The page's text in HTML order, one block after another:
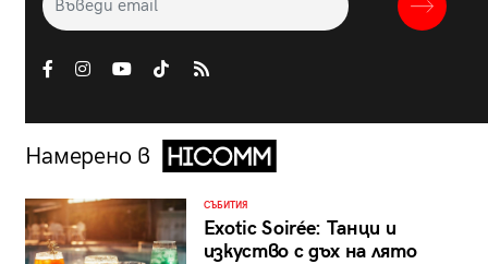
Намерено в
СЪБИТИЯ
Exotic Soirée: Танци и
изкуство с дъх на лято